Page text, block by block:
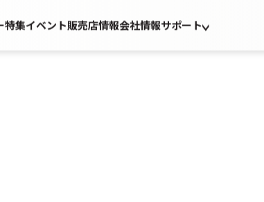
特集イベント販売店情報会社情報サポート